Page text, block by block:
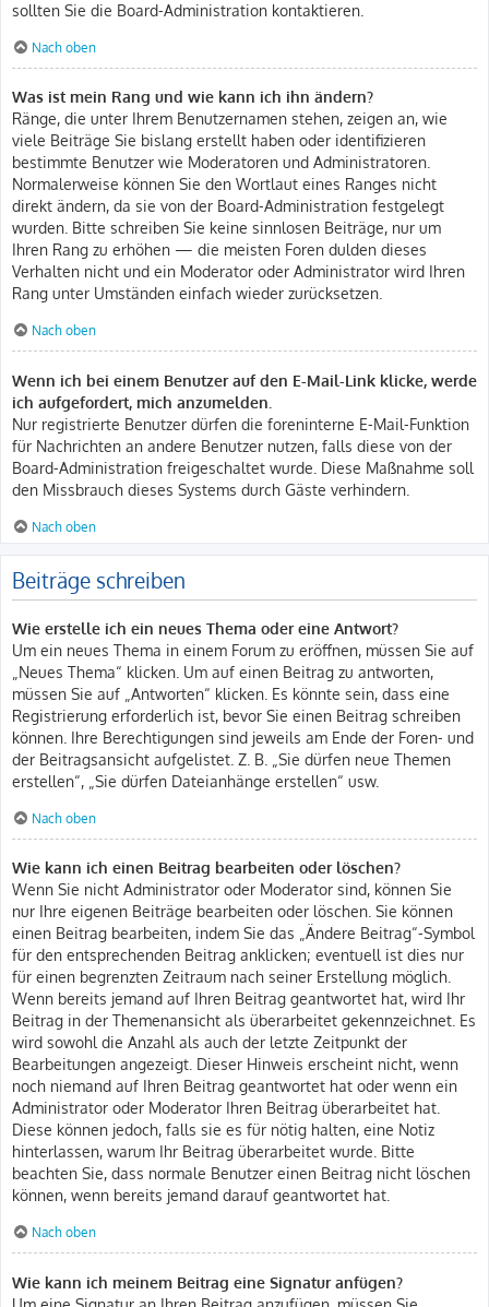
sollten Sie die Board-Administration kontaktieren.
Nach oben
Was ist mein Rang und wie kann ich ihn ändern?
Ränge, die unter Ihrem Benutzernamen stehen, zeigen an, wie
viele Beiträge Sie bislang erstellt haben oder identifizieren
bestimmte Benutzer wie Moderatoren und Administratoren.
Normalerweise können Sie den Wortlaut eines Ranges nicht
direkt ändern, da sie von der Board-Administration festgelegt
wurden. Bitte schreiben Sie keine sinnlosen Beiträge, nur um
Ihren Rang zu erhöhen — die meisten Foren dulden dieses
Verhalten nicht und ein Moderator oder Administrator wird Ihren
Rang unter Umständen einfach wieder zurücksetzen.
Nach oben
Wenn ich bei einem Benutzer auf den E-Mail-Link klicke, werde
ich aufgefordert, mich anzumelden.
Nur registrierte Benutzer dürfen die foreninterne E-Mail-Funktion
für Nachrichten an andere Benutzer nutzen, falls diese von der
Board-Administration freigeschaltet wurde. Diese Maßnahme soll
den Missbrauch dieses Systems durch Gäste verhindern.
Nach oben
Beiträge schreiben
Wie erstelle ich ein neues Thema oder eine Antwort?
Um ein neues Thema in einem Forum zu eröffnen, müssen Sie auf
„Neues Thema“ klicken. Um auf einen Beitrag zu antworten,
müssen Sie auf „Antworten“ klicken. Es könnte sein, dass eine
Registrierung erforderlich ist, bevor Sie einen Beitrag schreiben
können. Ihre Berechtigungen sind jeweils am Ende der Foren- und
der Beitragsansicht aufgelistet. Z. B. „Sie dürfen neue Themen
erstellen“, „Sie dürfen Dateianhänge erstellen“ usw.
Nach oben
Wie kann ich einen Beitrag bearbeiten oder löschen?
Wenn Sie nicht Administrator oder Moderator sind, können Sie
nur Ihre eigenen Beiträge bearbeiten oder löschen. Sie können
einen Beitrag bearbeiten, indem Sie das „Ändere Beitrag“-Symbol
für den entsprechenden Beitrag anklicken; eventuell ist dies nur
für einen begrenzten Zeitraum nach seiner Erstellung möglich.
Wenn bereits jemand auf Ihren Beitrag geantwortet hat, wird Ihr
Beitrag in der Themenansicht als überarbeitet gekennzeichnet. Es
wird sowohl die Anzahl als auch der letzte Zeitpunkt der
Bearbeitungen angezeigt. Dieser Hinweis erscheint nicht, wenn
noch niemand auf Ihren Beitrag geantwortet hat oder wenn ein
Administrator oder Moderator Ihren Beitrag überarbeitet hat.
Diese können jedoch, falls sie es für nötig halten, eine Notiz
hinterlassen, warum Ihr Beitrag überarbeitet wurde. Bitte
beachten Sie, dass normale Benutzer einen Beitrag nicht löschen
können, wenn bereits jemand darauf geantwortet hat.
Nach oben
Wie kann ich meinem Beitrag eine Signatur anfügen?